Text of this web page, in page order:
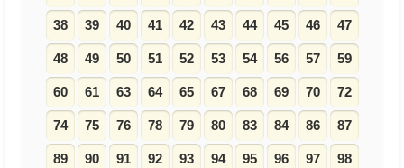
38 39 40 41 42 43 44 45 46 47
48 49 50 51 52 53 54 56 57 59
60 61 63 64 65 67 68 69 70 72
74 75 76 78 79 80 83 84 86 87
89 90 91 92 93 94 95 96 97 98